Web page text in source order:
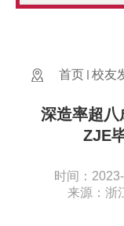
首页 校友
深造率超八
ZJE
时间：
来源：浙